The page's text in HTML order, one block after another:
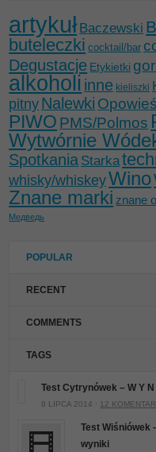
artykułBaczewski
buteleczki cocktail/bar
Degustacje Etykietki
alkoholi inne kieliszki
pitny Nalewki
PIWO PMS/Polmos
Wytwórnie
Spotkania Starka
whisky/whiskeyWino
Znane marki znane
Медведь
POPULAR
RECENT
COMMENTS
TAGS
Test Cytrynówek – W Y N
8 LIPCA 2014 · 12
Test Wiśniówek
wyniki